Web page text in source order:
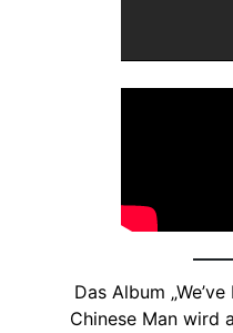
Das Album
Chinese Man wird